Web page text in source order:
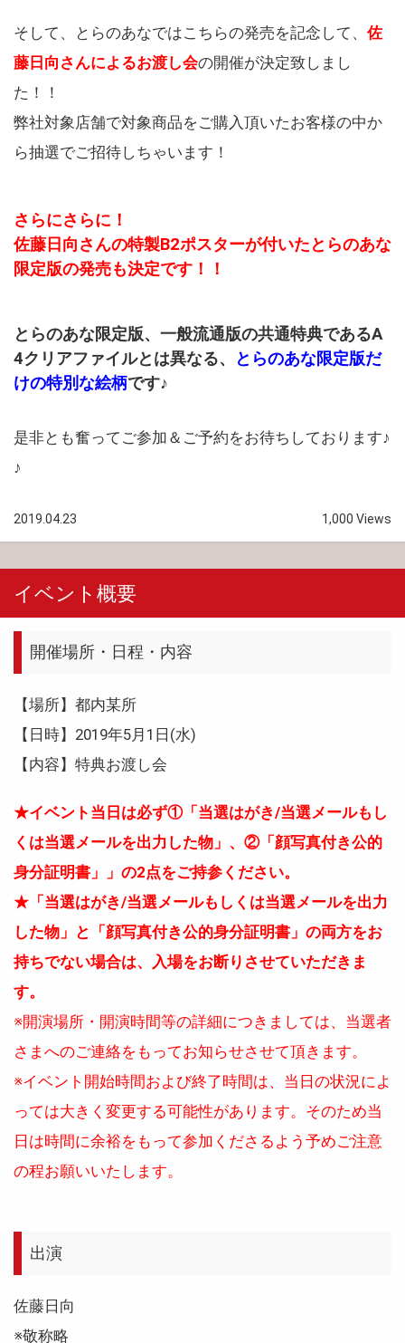
そして、とらのあなではこちらの発売を記念して、 佐
藤日向さんによるお渡し会の開催が決定致しまし
た！！
弊社対象店舗で対象商品をご購入頂いたお客様の中か
ら抽選でご招待しちゃいます！
さらにさらに！
佐藤日向さんの特製B2ポスターが付いたとらのあな
限定版の発売も決定です！！
とらのあな限定版、一般流通版の共通特典であるA
4クリアファイルとは異なる、
とらのあな限定版だ
けの特別な絵柄です♪
是非とも奮ってご参加＆ご予約をお待ちしております♪
♪
2019.04.23 1,000 Views
イベント概要
開催場所・日程・内容
【場所】都内某所
【日時】2019年5月1日(水)
【内容】特典お渡し会
★イベント当日は必ず①「当選はがき/当選メールもし
くは当選メールを出力した物」、②「顔写真付き公的
身分証明書」」の2点をご持参ください。
★「当選はがき/当選メールもしくは当選メールを出力
した物」と「顔写真付き公的身分証明書」の両方をお
持ちでない場合は、入場をお断りさせていただきま
す。
※開演場所・開演時間等の詳細につきましては、当選者
さまへのご連絡をもってお知らせさせて頂きます。
※イベント開始時間および終了時間は、当日の状況によ
っては大きく変更する可能性があります。そのため当
日は時間に余裕をもって参加くださるよう予めご注意
の程お願いいたします。
出演
佐藤日向
※敬称略